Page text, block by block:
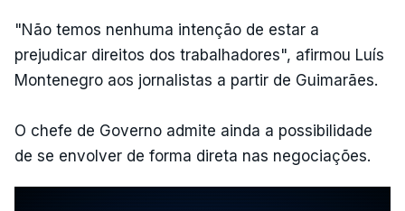
"Não temos nenhuma intenção de estar a
prejudicar direitos dos trabalhadores", afirmou Luís
Montenegro aos jornalistas a partir de Guimarães.
O chefe de Governo admite ainda a possibilidade
de se envolver de forma direta nas negociações.